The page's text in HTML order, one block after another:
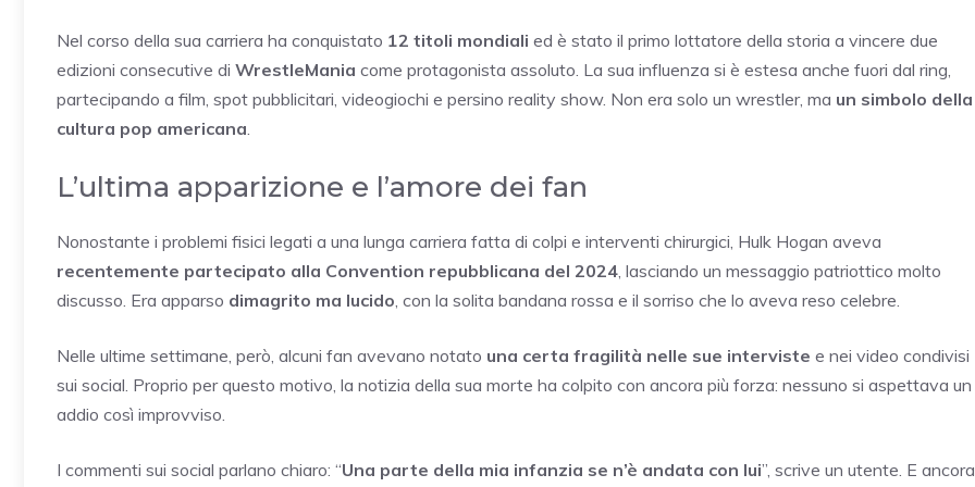
Nel corso della sua carriera ha conquistato 12 titoli mondiali ed è stato il primo lottatore della storia a vincere due
edizioni consecutive di WrestleMania come protagonista assoluto. La sua influenza si è estesa anche fuori dal ring,
partecipando a film, spot pubblicitari, videogiochi e persino reality show. Non era solo un wrestler, ma un simbolo della
cultura pop americana.
L’ultima apparizione e l’amore dei fan
Nonostante i problemi fisici legati a una lunga carriera fatta di colpi e interventi chirurgici, Hulk Hogan aveva
recentemente partecipato alla Convention repubblicana del 2024, lasciando un messaggio patriottico molto
discusso. Era apparso dimagrito ma lucido, con la solita bandana rossa e il sorriso che lo aveva reso celebre.
Nelle ultime settimane, però, alcuni fan avevano notato una certa fragilità nelle sue interviste e nei video condivisi
sui social. Proprio per questo motivo, la notizia della sua morte ha colpito con ancora più forza: nessuno si aspettava un
addio così improvviso.
I commenti sui social parlano chiaro: “Una parte della mia infanzia se n’è andata con lui”, scrive un utente. E